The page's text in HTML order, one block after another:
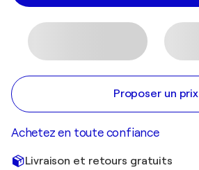
Proposer un prix
Achetez en toute confiance
Livraison et retours gratuits